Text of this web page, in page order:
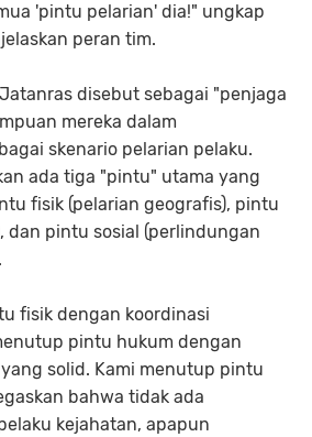
'pintu pelarian' dia!" ungkap
peran tim.
disebut sebagai "penjaga
mereka dalam
skenario pelarian pelaku.
ada tiga "pintu" utama yang
fisik (pelarian geografis), pintu
dan pintu sosial (perlindungan
fisik dengan koordinasi
pintu hukum dengan
solid. Kami menutup pintu
bahwa tidak ada
kejahatan, apapun